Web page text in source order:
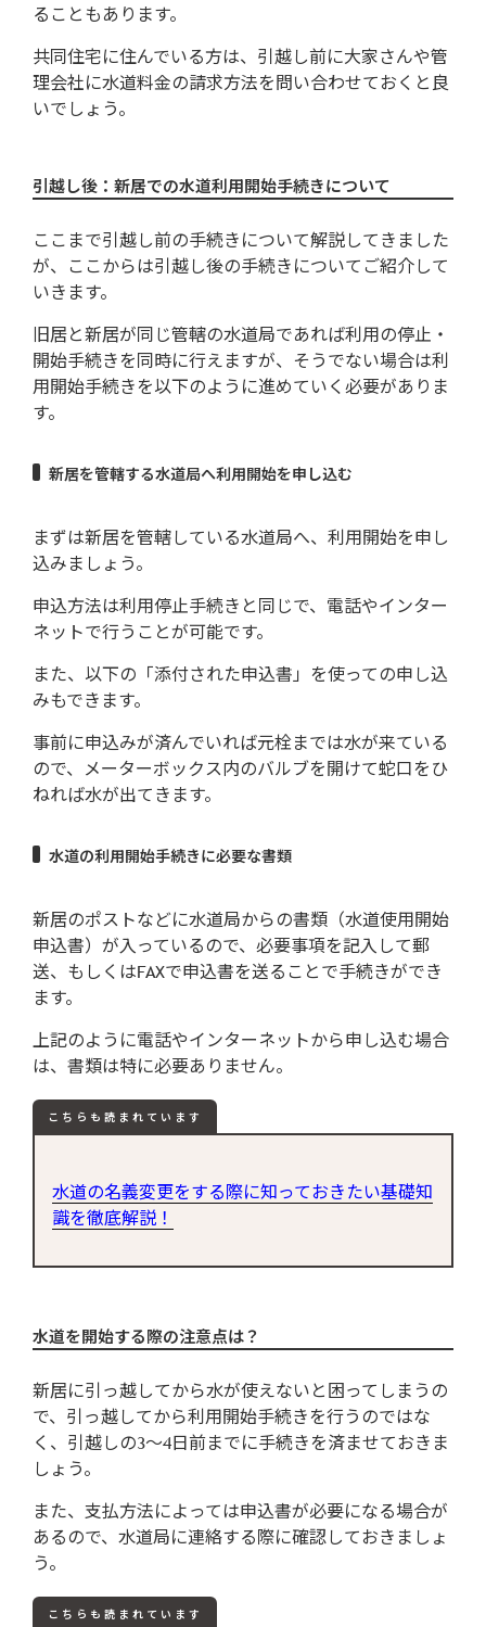
ることもあります。
共同住宅に住んでいる方は、引越し前に大家さんや管
理会社に水道料金の請求方法を問い合わせておくと良
いでしょう。
引越し後：新居での水道利用開始手続きについて
ここまで引越し前の手続きについて解説してきました
が、ここからは引越し後の手続きについてご紹介して
いきます。
旧居と新居が同じ管轄の水道局であれば利用の停止・
開始手続きを同時に行えますが、そうでない場合は利
用開始手続きを以下のように進めていく必要がありま
す。
新居を管轄する水道局へ利用開始を申し込む
まずは新居を管轄している水道局へ、利用開始を申し
込みましょう。
申込方法は利用停止手続きと同じで、電話やインター
ネットで行うことが可能です。
また、以下の「添付された申込書」を使っての申し込
みもできます。
事前に申込みが済んでいれば元栓までは水が来ている
ので、メーターボックス内のバルブを開けて蛇口をひ
ねれば水が出てきます。
水道の利用開始手続きに必要な書類
新居のポストなどに水道局からの書類（水道使用開始
申込書）が入っているので、必要事項を記入して郵
送、もしくはFAXで申込書を送ることで手続きができ
ます。
上記のように電話やインターネットから申し込む場合
は、書類は特に必要ありません。
こちらも読まれています
水道の名義変更をする際に知っておきたい基礎知
識を徹底解説！
水道を開始する際の注意点は？
新居に引っ越してから水が使えないと困ってしまうの
で、引っ越してから利用開始手続きを行うのではな
く、引越しの3～4日前までに手続きを済ませておきま
しょう。
また、支払方法によっては申込書が必要になる場合が
あるので、水道局に連絡する際に確認しておきましょ
う。
こちらも読まれています